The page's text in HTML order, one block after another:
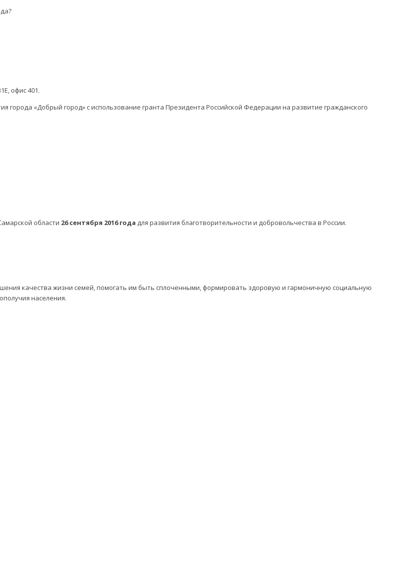
офис 401.
города «Добрый город» с использование гранта Президента Российской Федерации на развитие гражданского
области 26 сентября 2016 года для развития благотворительности и добровольчества в России.
качества жизни семей, помогать им быть сплоченными, формировать здоровую и гармоничную социальную
населения.